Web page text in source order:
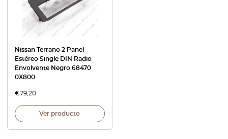
Nissan Terrano 2 Panel
Estéreo Single DIN Radio
Envolvente Negro 68470
0X800
€79,20
Ver producto